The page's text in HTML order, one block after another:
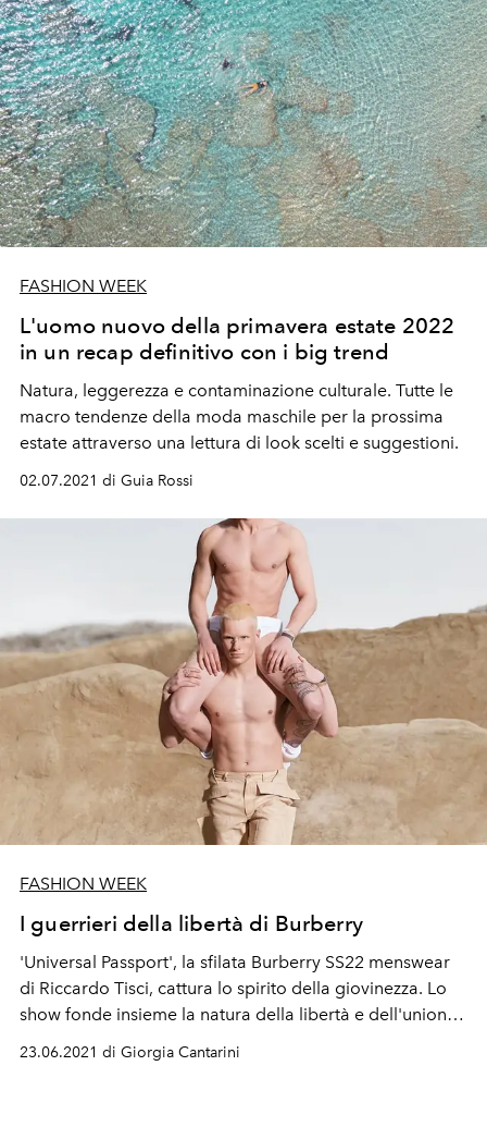
FASHION WEEK
L'uomo nuovo della primavera estate 2022
in un recap definitivo con i big trend
Natura, leggerezza e contaminazione culturale. Tutte le
macro tendenze della moda maschile per la prossima
estate attraverso una lettura di look scelti e suggestioni.
02.07.2021 di Guia Rossi
FASHION WEEK
I guerrieri della libertà di Burberry
'Universal Passport', la sfilata Burberry SS22 menswear
di Riccardo Tisci, cattura lo spirito della giovinezza. Lo
show fonde insieme la natura della libertà e dell'unione,
ambientata sullo sfondo dei suggestivi Millennium Mills
di East London nei Royal Victoria Docks
23.06.2021 di Giorgia Cantarini